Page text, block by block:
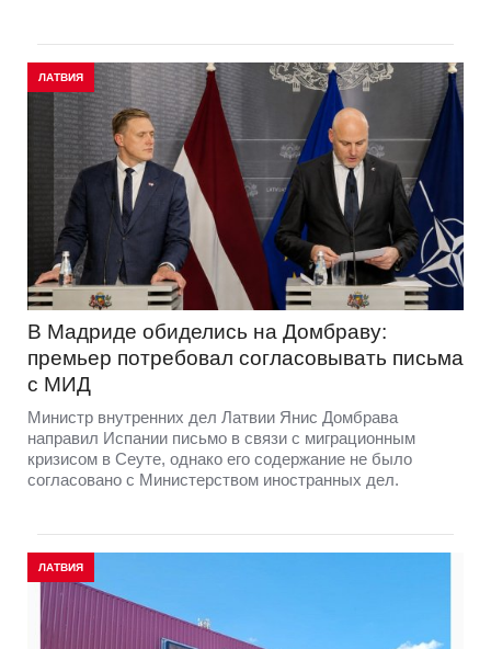
ЛАТВИЯ
В Мадриде обиделись на Домбраву:
премьер потребовал согласовывать письма
с МИД
Министр внутренних дел Латвии Янис Домбрава
направил Испании письмо в связи с миграционным
кризисом в Сеуте, однако его содержание не было
согласовано с Министерством иностранных дел.
ЛАТВИЯ